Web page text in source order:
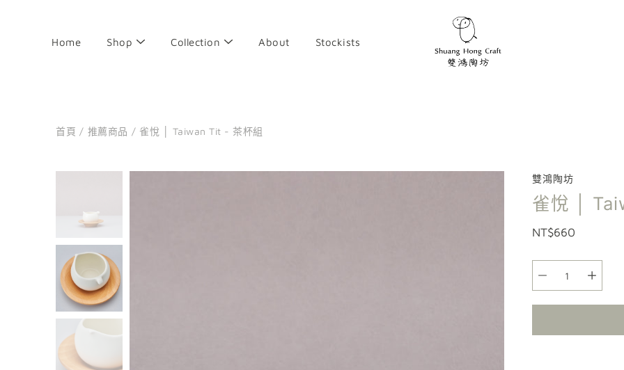
Home Shop Collection About Stockists
搜
首頁 / 推薦商品 / 雀悅 │ Taiwan Tit - 茶杯組
雙鴻陶坊
雀悅 │
NT$660
選
項